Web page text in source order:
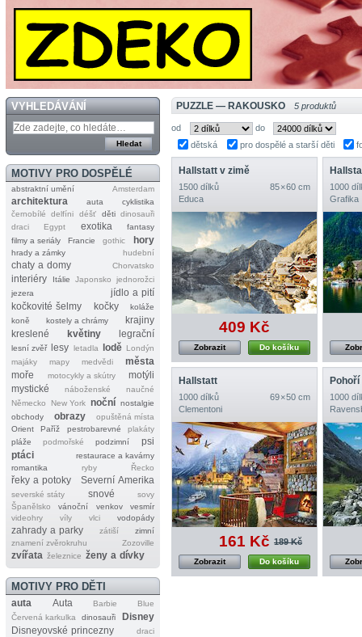
VYHLEDÁVÁNÍ
MOTIVY PRO DOSPĚLÉ
abstraktní umění Amsterdam
architektura auta
cyklistika
černobílé
delfíni déšť děti dinosauři
draci
Egypt exotika
fantasy
filmy a seriály
Francie gothic hory
hrady a zámky hudební
chaty a domy Chorvatsko
interiéry Itálie Japonsko
jednorožci
jezera
jídlo a pití
kočkovité šelmy
kočky
koláže
koně
kostely a chrámy
krajiny
kreslené
květiny legrační
lesní zvěř lesy letadla lodě Londýn
majáky
mapy medvědi
města
moře
motocykly a skútry
motýli
mystické
náboženské
naučné
Německo
New York noční nostalgie
obchody
obrazy
opuštěná místa
Orient
Paříž pestrobarevné
plakáty
pláže
podmořské podzimní
psi
ptáci
restaurace a kavárny
romantika
ryby Řecko
řeky a potoky Severní Amerika
severské státy snové
sovy
Španělsko
vánoční venkov
vesmír
videohry
víly vlci vodopády
zahrady a parky zátiší
zimní
znamení zvěrokruhu
Zozoville
zvířata železnice ženy a dívky
MOTIVY PRO DĚTI
auta Auta Barbie
Blue
Červená karkulka
dinosauři
Disney
Disneyovské princezny
draci
PUZZLE — RAKOUSKO 5 produktů
od
do
dětská
pro dospělé a starší děti
Hallstatt v zimě
1500 dílků
85 × 60 cm
Educa
409 Kč
Do košíku
Zobrazit
1000
Grafika
Hallstatt
1000 dílků
69 × 50 cm
Clementoni
161 Kč 189 Kč
Do košíku
Zobrazit
1000